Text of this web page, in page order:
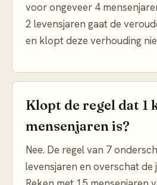
voor ongeveer 4
2 levensjaren gaat de
en klopt deze verhouding
Klopt de regel dat 1
mensenjaren is?
Nee. De regel van 7
levensjaren en overschat de